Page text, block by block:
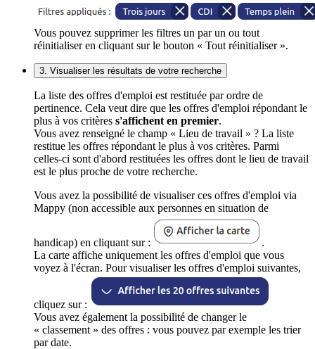
Vous pouvez supprimer les filtres un par un ou tout
réinitialiser en cliquant sur le bouton « Tout réinitialiser ».
3. Visualiser les résultats de votre recherche
La liste des offres d'emploi est restituée par ordre de
pertinence. Cela veut dire que les offres d'emploi répondant le
plus à vos critères s'affichent en premier.
Vous avez renseigné le champ « Lieu de travail » ? La liste
restitue les offres répondant le plus à vos critères. Parmi
celles-ci sont d'abord restituées les offres dont le lieu de travail
est le plus proche de votre recherche.
Vous avez la possibilité de visualiser ces offres d'emploi via
Mappy (non accessible aux personnes en situation de
handicap) en cliquant sur :
.
La carte affiche uniquement les offres d'emploi que vous
voyez à l'écran. Pour visualiser les offres d'emploi suivantes,
cliquez sur :
Vous avez également la possibilité de changer le
« classement » des offres : vous pouvez par exemple les trier
par date.